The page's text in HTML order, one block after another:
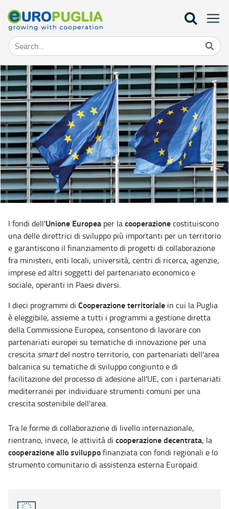
Home - Europuglia
I fondi dell'Unione Europea per lacooperazionecostituiscono
una delle direttrici di sviluppo più importanti per un territorio
e garantiscono il finanziamento di progetti di collaborazione
fra ministeri, enti locali, università, centri di ricerca, agenzie,
imprese ed altri soggetti del partenariato economico e
sociale, operanti in Paesi diversi.
I dieci programmi di Cooperazione territoriale in cui la Puglia
è eleggibile, assieme a tutti i programmi a gestione diretta
della Commissione Europea, consentono di lavorare con
partenariati europei su tematiche di innovazione per una
crescita smartdel nostro territorio, con partenariati dell'area
balcanica su tematiche di sviluppo congiunto e di
facilitazione del processo di adesione all'UE, con i partenariati
mediterranei per individuare strumenti comuni per una
crescita sostenibile dell'area.
Tra le forme di collaborazione di livello internazionale,
rientrano, invece, le attività di cooperazionedecentrata, la
cooperazioneallo sviluppofinanziata con fondi regionali e lo
strumento comunitario di assistenza esterna Europaid.